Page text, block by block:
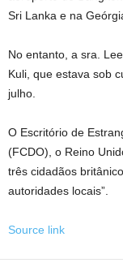
Sri Lanka e na
No entanto, a sra.
Kuli, que estava sob
julho.
O Escritório de
(FCDO), o Reino
três cidadãos
autoridades locais”.
Source link